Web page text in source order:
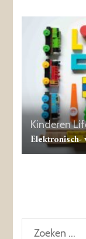
Kinderen
Elektronisch-
Zoeken